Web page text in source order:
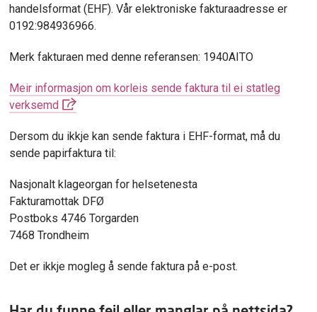
handelsformat (EHF). Vår elektroniske fakturaadresse er
0192:984936966.
Merk fakturaen med denne referansen: 1940AITO
Meir informasjon om korleis sende faktura til ei statleg
verksemd
Dersom du ikkje kan sende faktura i EHF-format, må du
sende papirfaktura til:
Nasjonalt klageorgan for helsetenesta
Fakturamottak DFØ
Postboks 4746 Torgarden
7468 Trondheim
Det er ikkje mogleg å sende faktura på e-post.